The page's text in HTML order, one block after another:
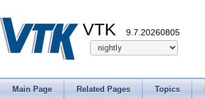
VTK 9.7.20260805
Main Page Related Pages Topics